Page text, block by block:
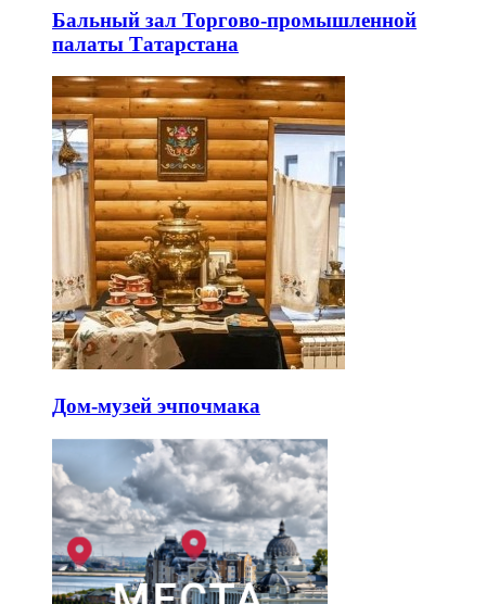
Бальный зал Торгово-промышленной
палаты Татарстана
Дом-музей эчпочмака